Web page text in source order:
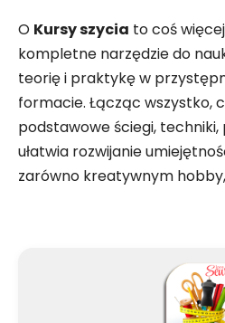
O Kursy szycia to coś
kompletne narzędzie do
teorię i praktykę w
formacie. Łącząc wszystko,
podstawowe ściegi,
ułatwia rozwijanie
zarówno kreatywnym